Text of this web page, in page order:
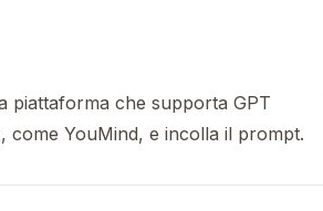
piattaforma che supporta GPT
come YouMind, e incolla il prompt.